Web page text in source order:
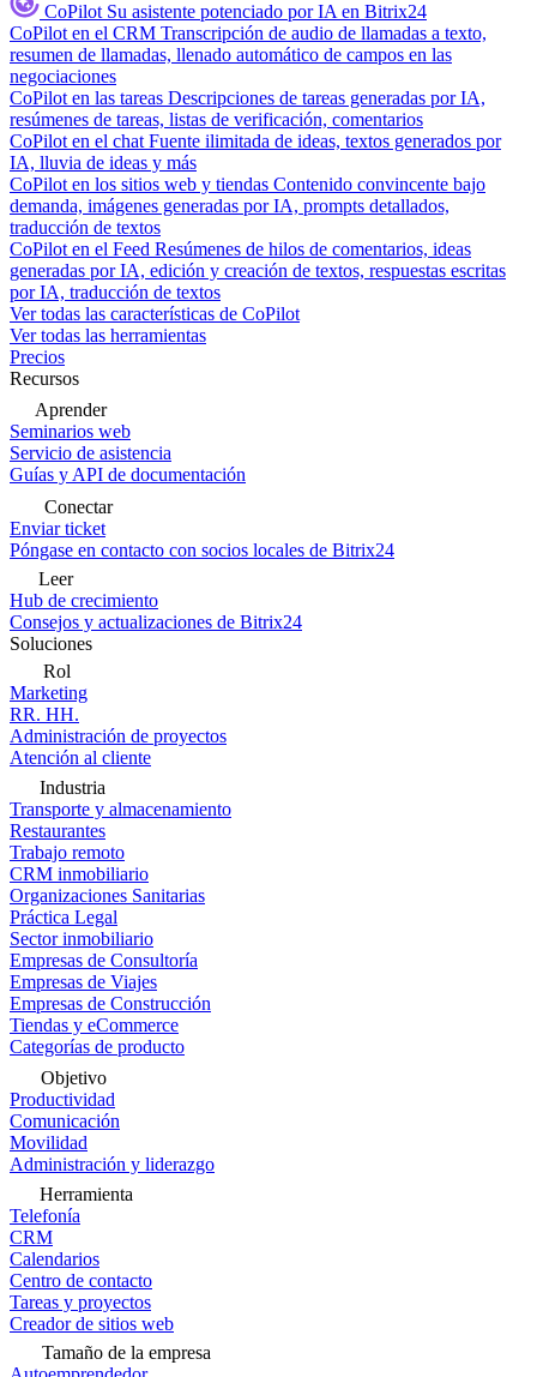
CoPilot Su asistente potenciado por IA en Bitrix24
CoPilot en el CRM Transcripción de audio de llamadas a texto,
resumen de llamadas, llenado automático de campos en las
negociaciones
CoPilot en las tareas Descripciones de tareas generadas por IA,
resúmenes de tareas, listas de verificación, comentarios
CoPilot en el chat Fuente ilimitada de ideas, textos generados por
IA, lluvia de ideas y más
CoPilot en los sitios web y tiendas Contenido convincente bajo
demanda, imágenes generadas por IA, prompts detallados,
traducción de textos
CoPilot en el Feed Resúmenes de hilos de comentarios, ideas
generadas por IA, edición y creación de textos, respuestas escritas
por IA, traducción de textos
Ver todas las características de CoPilot
Ver todas las herramientas
Precios
Recursos
Aprender
Seminarios web
Servicio de asistencia
Guías y API de documentación
Conectar
Enviar ticket
Póngase en contacto con socios locales de Bitrix24
Leer
Hub de crecimiento
Consejos y actualizaciones de Bitrix24
Soluciones
Rol
Marketing
RR. HH.
Administración de proyectos
Atención al cliente
Industria
Transporte y almacenamiento
Restaurantes
Trabajo remoto
CRM inmobiliario
Organizaciones Sanitarias
Práctica Legal
Sector inmobiliario
Empresas de Consultoría
Empresas de Viajes
Empresas de Construcción
Tiendas y eCommerce
Categorías de producto
Objetivo
Productividad
Comunicación
Movilidad
Administración y liderazgo
Herramienta
Telefonía
CRM
Calendarios
Centro de contacto
Tareas y proyectos
Creador de sitios web
Tamaño de la empresa